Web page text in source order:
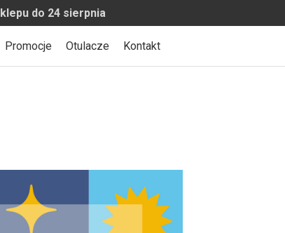
sierpnia
Promocje Otulacze Kontakt